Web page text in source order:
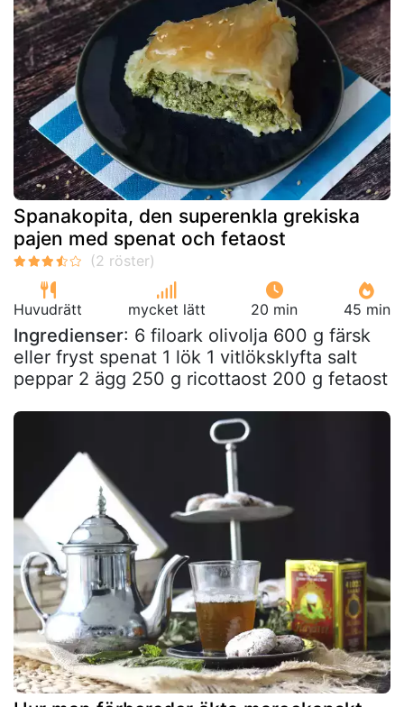
Spanakopita, den superenkla grekiska
pajen med spenat och fetaost
Huvudrätt mycket lätt 20 min 45 min
Ingredienser: 6 filoark olivolja 600 g färsk
eller fryst spenat 1 lök 1 vitlöksklyfta salt
peppar 2 ägg 250 g ricottaost 200 g fetaost